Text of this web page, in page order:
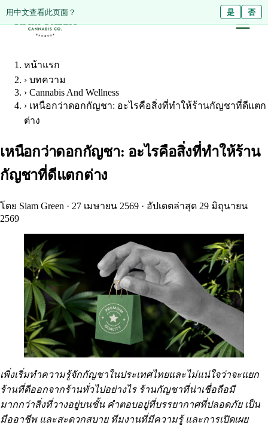
Diese Seite auf Deutsch ansehen? Nein
用中文查看此页面？ 是 否
หน้าแรก
› บทความ
› Cannabis And Wellness
› เหนือกว่าดอกกัญชา: อะไรคือสิ่งที่ทำให้ร้านกัญชาที่ดีแตก
ต่าง
เหนือกว่าดอกกัญชา: อะไรคือสิ่งที่ทำให้ร้าน
กัญชาที่ดีแตกต่าง
โดย Siam Green · 27 เมษายน 2569 · อัปเดตล่าสุด 29 มิถุนายน
2569
เพิ่งเริ่มทำความรู้จักกัญชาในประเทศไทยและไม่แน่ใจว่าจะแยก
ร้านที่ดีออกจากร้านทั่วไปอย่างไร ร้านกัญชาที่น่าเชื่อถือมี
มากกว่าสิ่งที่วางอยู่บนชั้น คำตอบอยู่ที่บรรยากาศที่ปลอดภัย เป็น
มืออาชีพ และสะดวกสบาย ทีมงานที่มีความรู้ และการเปิดเผย